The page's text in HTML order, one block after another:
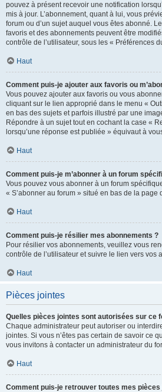
pouvez à présent recevoir une notification
mis à jour. L’abonnement, quant à lui, vous
forum ou d’un sujet auquel vous êtes abonné.
favoris et des abonnements peuvent être
contrôle de l’utilisateur, sous les « Préférences
Haut
Comment puis-je ajouter aux favoris ou
Vous pouvez ajouter aux favoris ou vous
cliquant sur le lien approprié dans le menu «
en bas des sujets et parfois illustré par une
Répondre à un sujet tout en cochant la case «
lorsqu’une réponse est publiée » équivaut à
Haut
Comment puis-je m’abonner à un forum
Vous pouvez vous abonner à un forum
« S’abonner au forum » situé en bas de la page
Haut
Comment puis-je résilier mes abonnements ?
Pour résilier vos abonnements, veuillez vous
contrôle de l’utilisateur et suivre le lien vers vos
Haut
Pièces jointes
Quelles pièces jointes sont autorisées sur ce
Chaque administrateur peut autoriser ou
jointes. Si vous n’êtes pas certain de savoir ce
vous invitons à contacter un administrateur du
Haut
Comment puis-je retrouver toutes mes pièces